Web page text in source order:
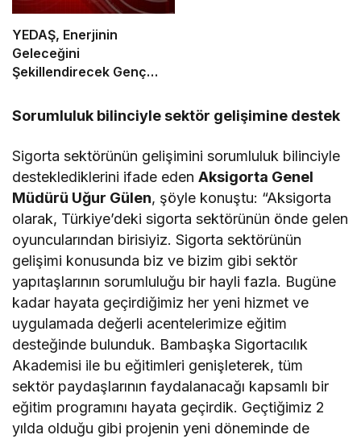
YEDAŞ, Enerjinin
Geleceğini
Şekillendirecek Genç
Sorumluluk bilinciyle sektör gelişimine destek
Sigorta sektörünün gelişimini sorumluluk bilinciyle
desteklediklerini ifade edenAksigorta Genel
Müdürü Uğur Gülen, şöyle konuştu: “Aksigorta
olarak, Türkiye’deki sigorta sektörünün önde gelen
oyuncularından birisiyiz. Sigorta sektörünün
gelişimi konusunda biz ve bizim gibi sektör
yapıtaşlarının sorumluluğu bir hayli fazla. Bugüne
kadar hayata geçirdiğimiz her yeni hizmet ve
uygulamada değerli acentelerimize eğitim
desteğinde bulunduk. Bambaşka Sigortacılık
Akademisi ile bu eğitimleri genişleterek, tüm
sektör paydaşlarının faydalanacağı kapsamlı bir
eğitim programını hayata geçirdik. Geçtiğimiz 2
yılda olduğu gibi projenin yeni döneminde de